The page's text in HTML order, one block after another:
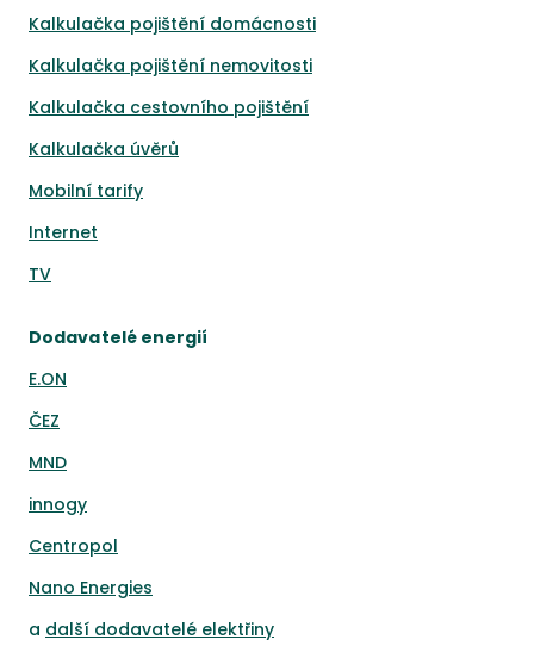
Kalkulačka pojištění domácnosti
Kalkulačka pojištění nemovitosti
Kalkulačka cestovního pojištění
Kalkulačka úvěrů
Mobilní tarify
Internet
TV
Dodavatelé energií
E.ON
ČEZ
MND
innogy
Centropol
Nano Energies
a další dodavatelé elektřiny